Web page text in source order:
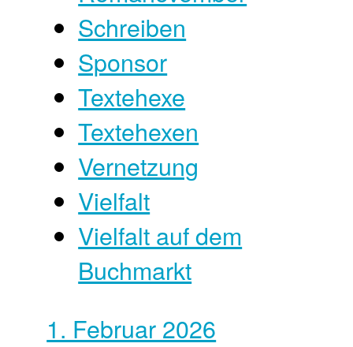
Schreiben
Sponsor
Textehexe
Textehexen
Vernetzung
Vielfalt
Vielfalt auf dem
Buchmarkt
1. Februar 2026